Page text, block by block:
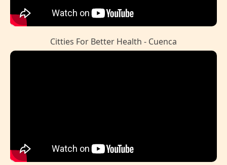
Citties For Better Health - Cuenca